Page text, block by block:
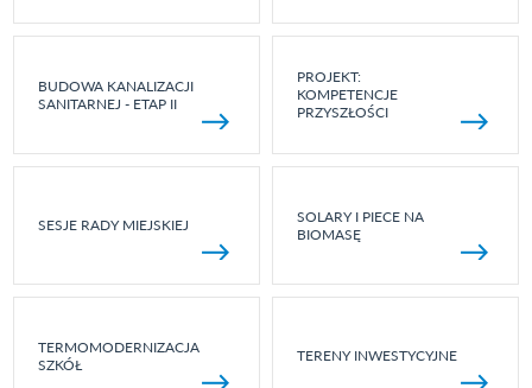
BUDOWA KANALIZACJI
SANITARNEJ - ETAP II
PROJEKT:
KOMPETENCJE
PRZYSZŁOŚCI
SESJE RADY MIEJSKIEJ
SOLARY I PIECE NA
BIOMASĘ
TERMOMODERNIZACJA
SZKÓŁ
TERENY INWESTYCYJNE